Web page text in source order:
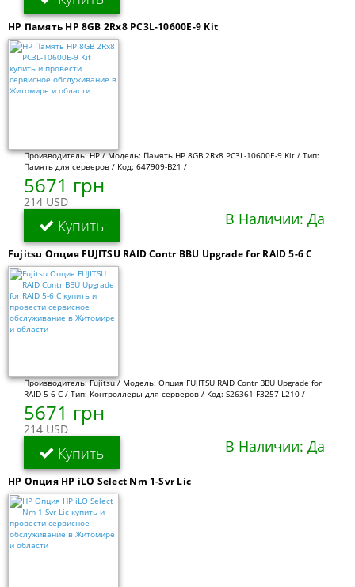
HP Память HP 8GB 2Rx8 PC3L-10600E-9 Kit
Производитель: HP / Модель: Память HP 8GB 2Rx8 PC3L-10600E-9 Kit / Тип:
Память для серверов / Код: 647909-B21 /
5671 грн
214 USD
Купить В Наличии: Да
Fujitsu Опция FUJITSU RAID Contr BBU Upgrade for RAID 5-6 C
Производитель: Fujitsu / Модель: Опция FUJITSU RAID Contr BBU Upgrade for
RAID 5-6 C / Тип: Контроллеры для серверов / Код: S26361-F3257-L210 /
5671 грн
214 USD
Купить В Наличии: Да
HP Опция HP iLO Select Nm 1-Svr Lic